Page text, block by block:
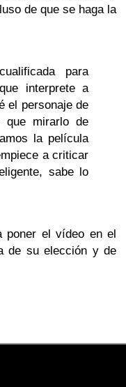
de que se haga la
para
interprete a
el personaje de
que mirarlo de
la película
a criticar
sabe lo
poner el vídeo en el
de su elección y de